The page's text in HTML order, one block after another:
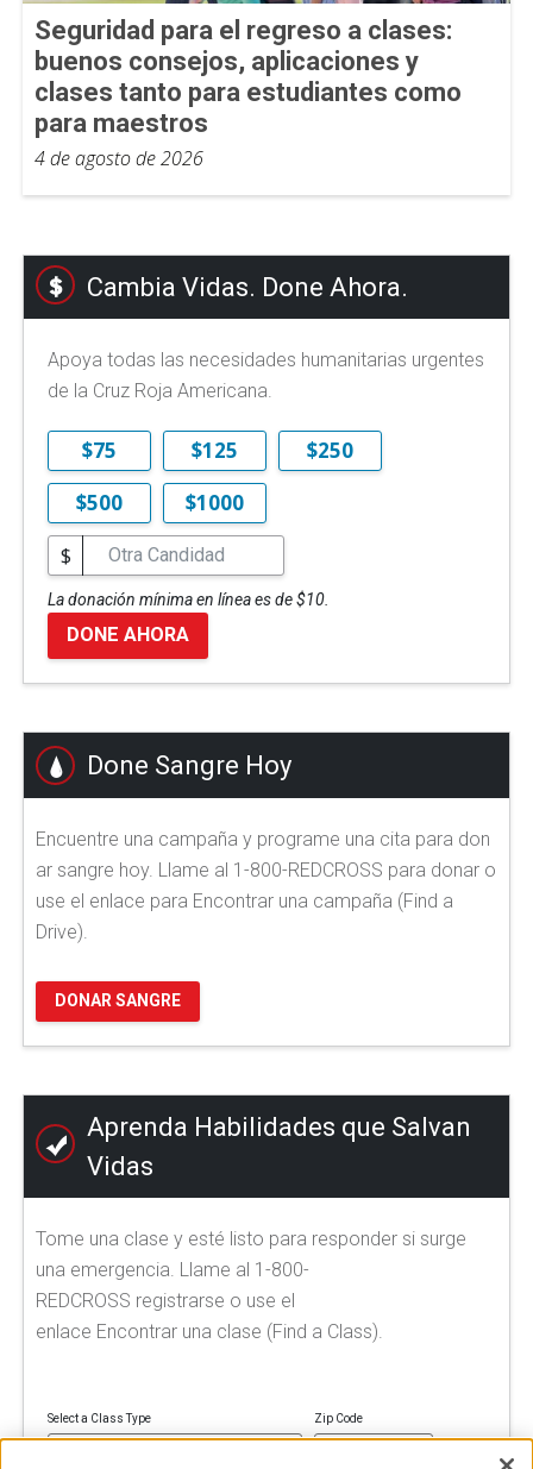
Seguridad para el regreso a clases:
buenos consejos, aplicaciones y
clases tanto para estudiantes como
para maestros
4 de agosto de 2026
Cambia Vidas. Done Ahora.
Apoya todas las necesidades humanitarias urgentes
de la Cruz Roja Americana.
$75 $125
$250
$500
$1000
$
La donación mínima en línea es de $10.
DONE AHORA
Done Sangre Hoy
Encuentre una campaña y programe una cita para don
ar sangre hoy. Llame al 1-800-REDCROSS para donar o
use el enlace para Encontrar una campaña (Find a
Drive).
DONAR SANGRE
Aprenda Habilidades que Salvan
Vidas
Tome una clase y esté listo para responder si surge
una emergencia. Llame al 1-800-
REDCROSS registrarse o use el
enlace Encontrar una clase (Find a Class).
Select a Class Type Zip Code